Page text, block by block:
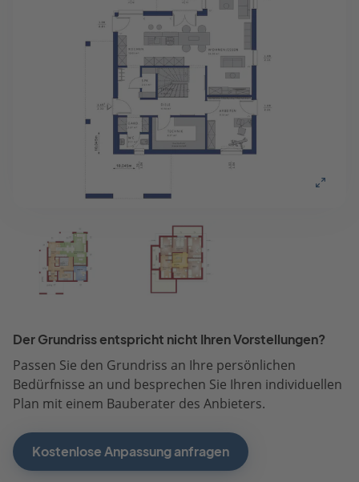
Der Grundriss entspricht nicht Ihren Vorstellungen?
Passen Sie den Grundriss an Ihre persönlichen
Bedürfnisse an und besprechen Sie Ihren individuellen
Plan mit einem Bauberater des Anbieters.
Kostenlose Anpassung anfragen